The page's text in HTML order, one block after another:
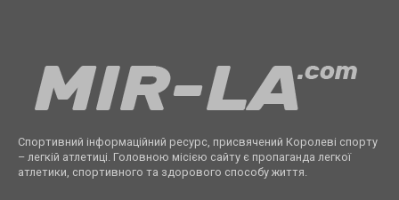
Спортивний інформаційний ресурс, присвячений Королеві спорту
– легкій атлетиці. Головною місією сайту є пропаганда легкої
атлетики, спортивного та здорового способу життя.